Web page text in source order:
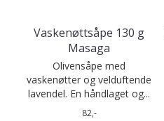
Vaskenøttsåpe 130 g
Masaga
Olivensåpe med
vaskenøtter og velduftende
lavendel. En håndlaget og...
82,-